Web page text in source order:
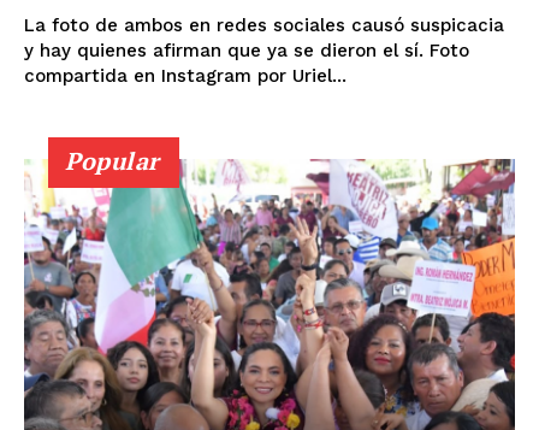
El Suplemento
La foto de ambos en redes sociales causó suspicacia
y hay quienes afirman que ya se dieron el sí. Foto
compartida en Instagram por Uriel...
Popular